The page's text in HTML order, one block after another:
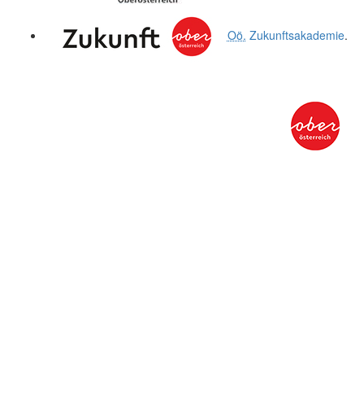
Oö. Zukunftsakademie.